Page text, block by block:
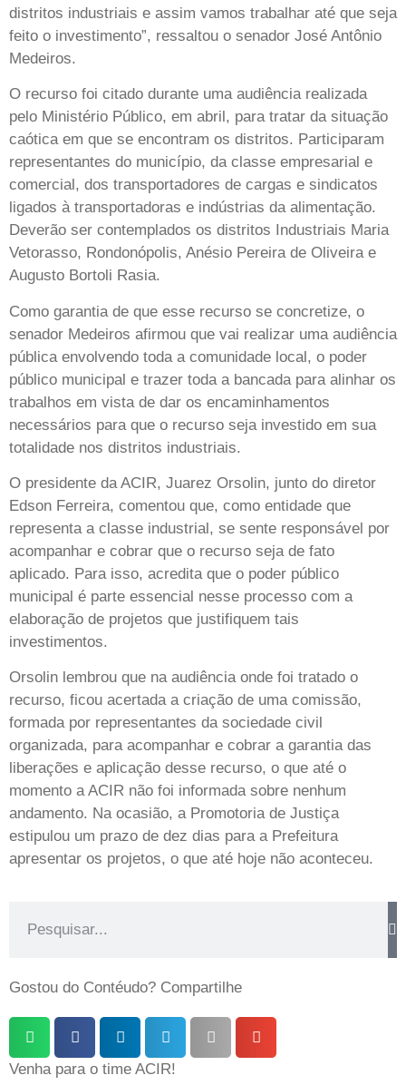
distritos industriais e assim vamos trabalhar até que seja
feito o investimento”, ressaltou o senador José Antônio
Medeiros.
O recurso foi citado durante uma audiência realizada
pelo Ministério Público, em abril, para tratar da situação
caótica em que se encontram os distritos. Participaram
representantes do município, da classe empresarial e
comercial, dos transportadores de cargas e sindicatos
ligados à transportadoras e indústrias da alimentação.
Deverão ser contemplados os distritos Industriais Maria
Vetorasso, Rondonópolis, Anésio Pereira de Oliveira e
Augusto Bortoli Rasia.
Como garantia de que esse recurso se concretize, o
senador Medeiros afirmou que vai realizar uma audiência
pública envolvendo toda a comunidade local, o poder
público municipal e trazer toda a bancada para alinhar os
trabalhos em vista de dar os encaminhamentos
necessários para que o recurso seja investido em sua
totalidade nos distritos industriais.
O presidente da ACIR, Juarez Orsolin, junto do diretor
Edson Ferreira, comentou que, como entidade que
representa a classe industrial, se sente responsável por
acompanhar e cobrar que o recurso seja de fato
aplicado. Para isso, acredita que o poder público
municipal é parte essencial nesse processo com a
elaboração de projetos que justifiquem tais
investimentos.
Orsolin lembrou que na audiência onde foi tratado o
recurso, ficou acertada a criação de uma comissão,
formada por representantes da sociedade civil
organizada, para acompanhar e cobrar a garantia das
liberações e aplicação desse recurso, o que até o
momento a ACIR não foi informada sobre nenhum
andamento. Na ocasião, a Promotoria de Justiça
estipulou um prazo de dez dias para a Prefeitura
apresentar os projetos, o que até hoje não aconteceu.
Gostou do Contéudo? Compartilhe
Venha para o time ACIR!